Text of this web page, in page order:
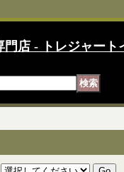
門店 - トレジャート